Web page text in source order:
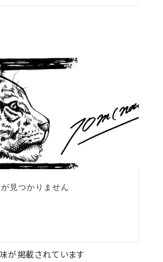
が掲載されています